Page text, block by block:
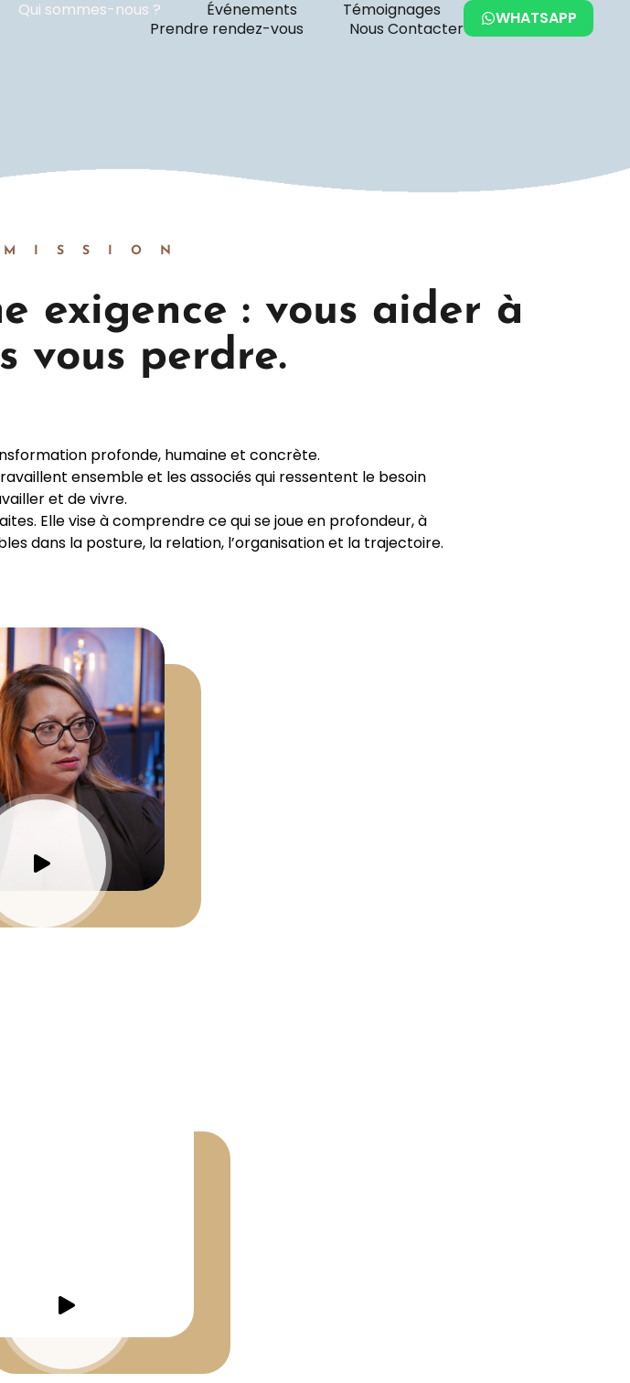
Qui sommes-nous ? Événements
Témoignages
Prendre rendez-vous
Nous Contacter
WHATSAPP
exigence : vous aider à
vous perdre.
profonde, humaine et concrète.
ensemble et les associés qui ressentent le besoin
et de vivre.
Elle vise à comprendre ce qui se joue en profondeur, à
dans la posture, la relation, l’organisation et la trajectoire.